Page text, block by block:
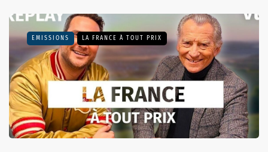
EMISSIONS LA FRANCE À TOUT PRIX